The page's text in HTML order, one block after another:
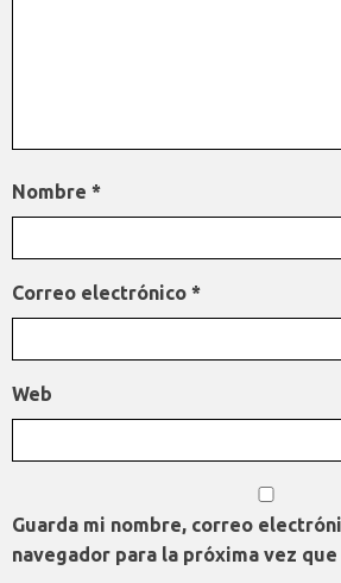
Nombre *
Correo electrónico *
Web
Guarda mi nombre, correo
navegador para la próxima vez